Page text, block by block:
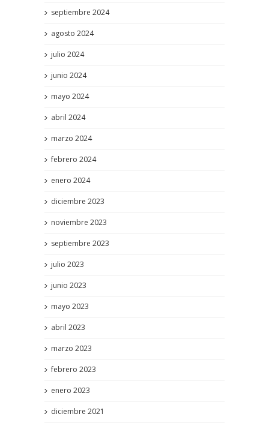
septiembre 2024
agosto 2024
julio 2024
junio 2024
mayo 2024
abril 2024
marzo 2024
febrero 2024
enero 2024
diciembre 2023
noviembre 2023
septiembre 2023
julio 2023
junio 2023
mayo 2023
abril 2023
marzo 2023
febrero 2023
enero 2023
diciembre 2021